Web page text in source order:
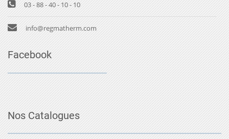
03 - 88 - 40 - 10 - 10
info@regmatherm.com
Facebook
Nos Catalogues